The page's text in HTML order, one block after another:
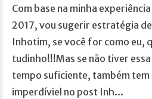
Com base na minha
2017, vou sugerir estratégia
Inhotim, se você for como eu,
tudinho!!!Mas se não tiver
tempo suficiente, também tem
imperdíviel no post Inh...